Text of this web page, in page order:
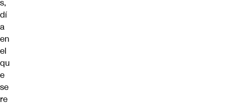
s,
dí
a
en
el
qu
e
se
re